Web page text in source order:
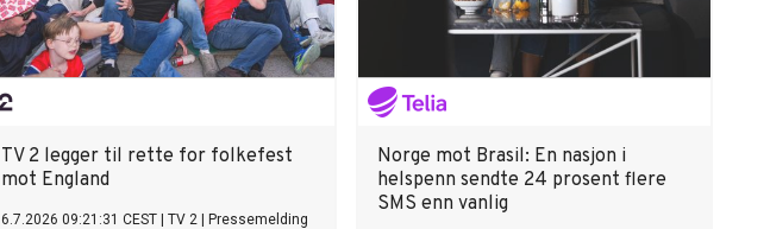
TV 2 legger til rette for folkefest
mot England
6.7.2026 09:21:31 CEST TV 2 Pressemelding
Norge mot Brasil: En nasjon i
helspenn sendte 24 prosent flere
SMS enn vanlig